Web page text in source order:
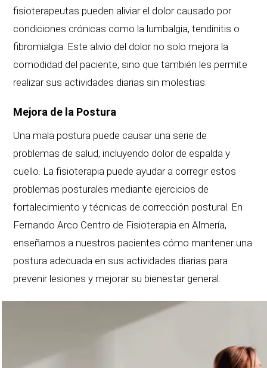
fisioterapeutas pueden aliviar el dolor causado por
condiciones crónicas como la lumbalgia, tendinitis o
fibromialgia. Este alivio del dolor no solo mejora la
comodidad del paciente, sino que también les permite
realizar sus actividades diarias sin molestias.
Mejora de la Postura
Una mala postura puede causar una serie de
problemas de salud, incluyendo dolor de espalda y
cuello. La fisioterapia puede ayudar a corregir estos
problemas posturales mediante ejercicios de
fortalecimiento y técnicas de corrección postural. En
Fernando Arco Centro de Fisioterapia en Almería,
enseñamos a nuestros pacientes cómo mantener una
postura adecuada en sus actividades diarias para
prevenir lesiones y mejorar su bienestar general.